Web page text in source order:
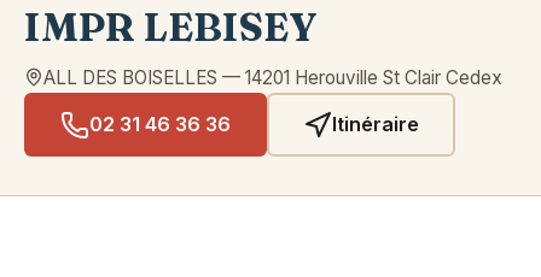
IMPR LEBISEY
ALL DES BOISELLES — 14201 Herouville St Clair Cedex
02 31 46 36 36 Itinéraire